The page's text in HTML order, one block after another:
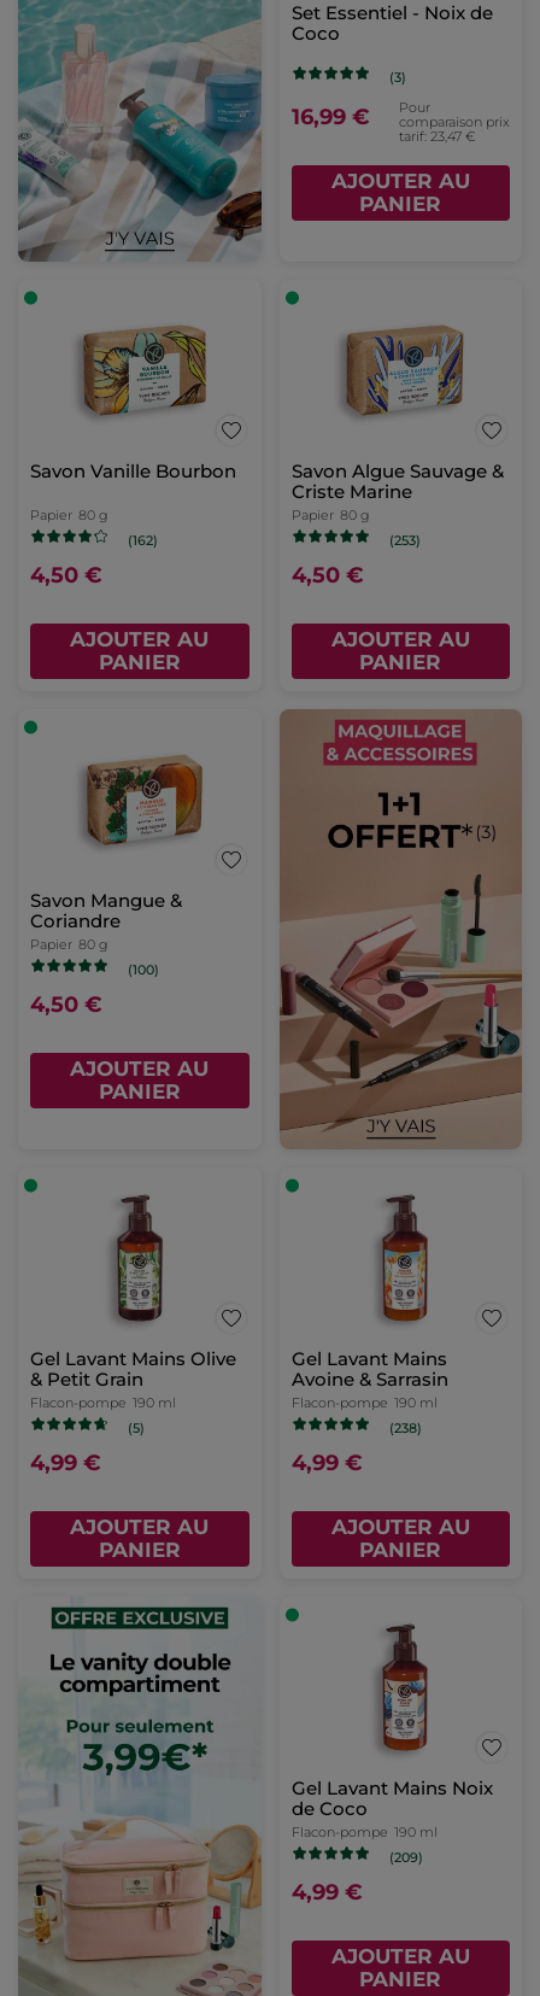
Set Essentiel - Noix de
Coco​
(3)
16,99 €
Pour
comparaison prix
tarif: 23,47 €
AJOUTER AU
PANIER
Savon Vanille Bourbon
Papier 80 g
(162)
4,50 €
AJOUTER AU
PANIER
Savon Algue Sauvage &
Criste Marine
Papier 80 g
(253)
4,50 €
AJOUTER AU
PANIER
Savon Mangue &
Coriandre
Papier 80 g
(100)
4,50 €
AJOUTER AU
PANIER
Gel Lavant Mains Olive
& Petit Grain
Flacon-pompe 190 ml
(5)
4,99 €
AJOUTER AU
PANIER
Gel Lavant Mains
Avoine & Sarrasin
Flacon-pompe 190 ml
(238)
4,99 €
AJOUTER AU
PANIER
Gel Lavant Mains Noix
de Coco
Flacon-pompe 190 ml
(209)
4,99 €
AJOUTER AU
PANIER